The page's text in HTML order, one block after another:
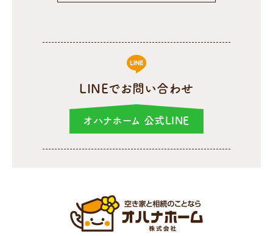
LINEでお問い合わせ
オハナホーム 公式LINE